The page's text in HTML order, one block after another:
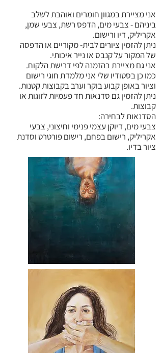
אני מציירת במגוון חומרים ואוהבת לשלב
ביניהם - צבעי מים, הדפס רשת, צבעי שמן,
אקריליק, דיו ורישום.
ניתן להזמין ציורים לבית- מקוריים או הדפסה
של המקור על קנבס או נייר איכותי.
אני גם מציירת בהזמנה לפי דרישת הלקוח.
כמו כן בסטודיו שלי אני מלמדת חוגי רישום
וציור באופן קבוע בוקר וערב בקבוצות קטנות.
ניתן להזמין גם סדנאות חד פעמיות לזוגות או
קבוצות.
הסדנאות לבחירה:
צבעי מים, דיוקן עצמי פנימי וחיצוני, צבעי
אקריליק, רישום בפחם, רישום פורטרט וסדנת
ציור בדיו.